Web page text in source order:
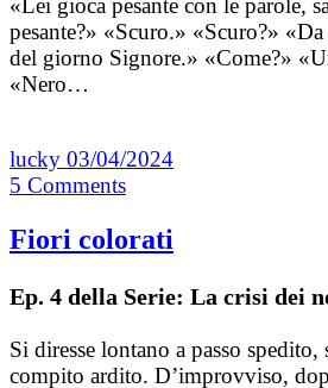
«Lei gioca pesante con le parole,
pesante?» «Scuro.» «Scuro?»
del giorno Signore.» «Come?»
«Nero…
lucky 03/04/2024
5 Comments
Fiori colorati
Ep. 4 della Serie: La crisi dei
Si diresse lontano a passo
compito ardito. D’improvviso,